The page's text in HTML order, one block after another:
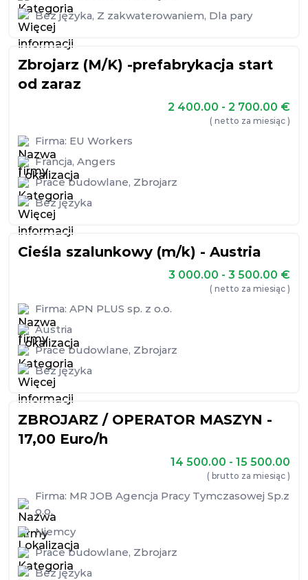
Bez języka, Z zakwaterowaniem, Dla pary
Zbrojarz (M/K) -prefabrykacja start
od zaraz
2 400.00 - 2 700.00 €
( netto za miesiąc )
Firma: EU Workers
Francja, Angers
Prace budowlane, Zbrojarz
Bez języka
Cieśla szalunkowy (m/k) - Austria
3 000.00 - 3 500.00 €
( netto za miesiąc )
Firma: APN PLUS sp. z o.o.
Austria
Prace budowlane, Zbrojarz
Bez języka
ZBROJARZ / OPERATOR MASZYN -
17,00 Euro/h
14 500.00 - 15 500.00
( brutto za miesiąc )
Firma: MR JOB Agencja Pracy Tymczasowej Sp.z
o.o.
Niemcy
Prace budowlane, Zbrojarz
Bez języka